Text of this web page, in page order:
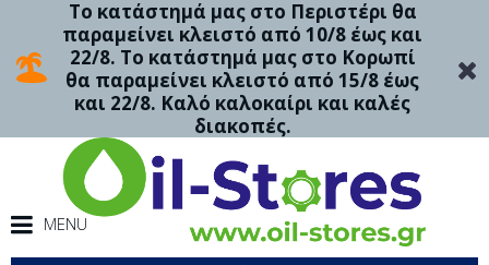
Το κατάστημά μας στο Περιστέρι θα
παραμείνει κλειστό από 10/8 έως και
22/8. Το κατάστημά μας στο Κορωπί
θα παραμείνει κλειστό από 15/8 έως
και 22/8. Καλό καλοκαίρι και καλές
διακοπές.
MENU